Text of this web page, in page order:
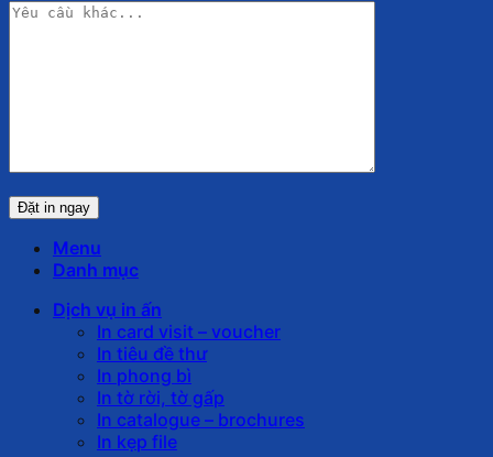
Menu
Danh mục
Dịch vụ in ấn
In card visit – voucher
In tiêu đề thư
In phong bì
In tờ rời, tờ gấp
In catalogue – brochures
In kẹp file